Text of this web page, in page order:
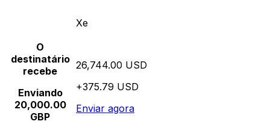
Xe
O
destinatário
recebe
Enviando
20,000.00
GBP
26,744.00 USD
+375.79 USD
Enviar agora